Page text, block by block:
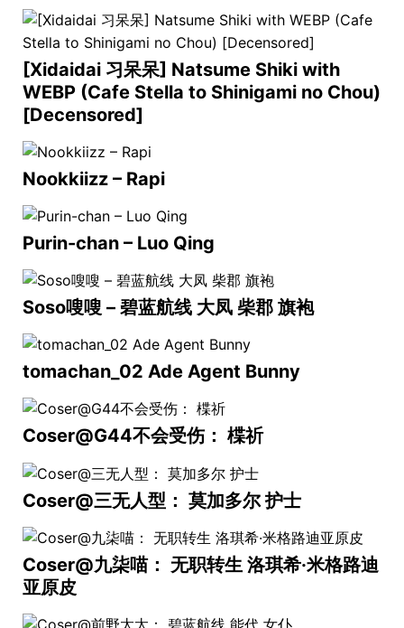
[Xidaidai 习呆呆] Natsume Shiki with
WEBP (Cafe Stella to Shinigami no Chou)
[Decensored]
Nookkiizz – Rapi
Purin-chan – Luo Qing
Soso嗖嗖 – 碧蓝航线 大凤 柴郡 旗袍
tomachan_02 Ade Agent Bunny
Coser@G44不会受伤： 楪祈
Coser@三无人型： 莫加多尔 护士
Coser@九柒喵： 无职转生 洛琪希·米格路迪
亚原皮